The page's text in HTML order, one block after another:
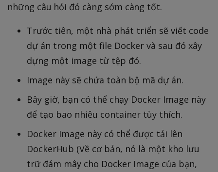
những câu hỏi đó càng sớm càng tốt.
Trước tiên, một nhà phát triển sẽ viết code
dự án trong một file Docker và sau đó xây
dựng một image từ tệp đó.
Image này sẽ chứa toàn bộ mã dự án.
Bây giờ, bạn có thể chạy Docker Image này
để tạo bao nhiêu container tùy thích.
Docker Image này có thể được tải lên
DockerHub (Về cơ bản, nó là một kho lưu
trữ đám mây cho Docker Image của bạn,